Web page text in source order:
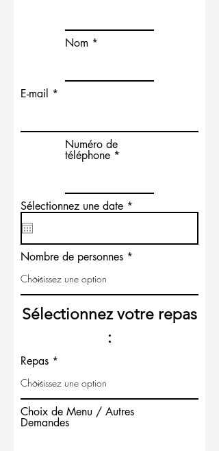
Nom
E-mail
Numéro de
téléphone
Sélectionnez une date *
e
i
Nombre de personnes
Sélectionnez votre repas
:
Repas
Choix de Menu / Autres
Demandes